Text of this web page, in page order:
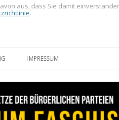
IMPRESSUM
aus, dass Sie damit
.